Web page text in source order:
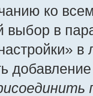
ко
выбор в